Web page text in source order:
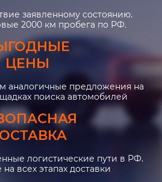
заявленному состоянию.
2000 км пробега по РФ.
ЦЕНЫ
аналогичные предложения на
поиска автомобилей
логистические пути в РФ.
всех этапах доставки